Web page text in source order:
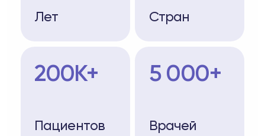
Лет Стран
200K+
Пациентов
5 000+
Врачей